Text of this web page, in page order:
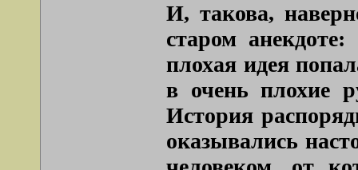
И, такова,
старом
плохая идея
в очень плохие
История
оказывались